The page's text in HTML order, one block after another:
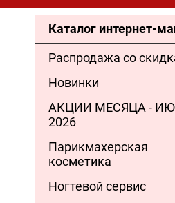
Каталог интернет-
Распродажа со
Новинки
АКЦИИ МЕСЯЦА -
2026
Парикмахерская
косметика
Ногтевой сервис